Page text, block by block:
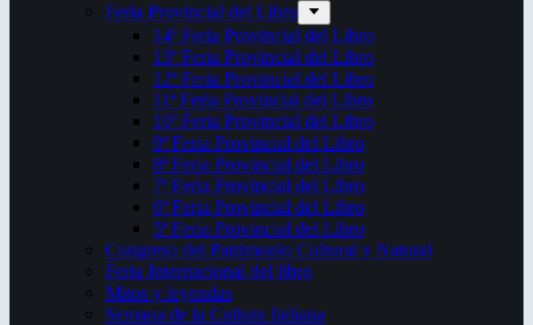
Feria Provincial del Libro
14ª Feria Provincial del Libro
13ª Feria Provincial del Libro
12ª Feria Provincial del Libro
11ª Feria Provincial del Libro
10ª Feria Provincial del Libro
9ª Feria Provincial del Libro
8ª Feria Provincial del Libro
7ª Feria Provincial del Libro
6ª Feria Provincial del Libro
5ª Feria Provincial del Libro
Congreso del Patrimonio Cultural y Natural
Feria Internacional del libro
Mitos y leyendas
Semana de la Cultura Italiana